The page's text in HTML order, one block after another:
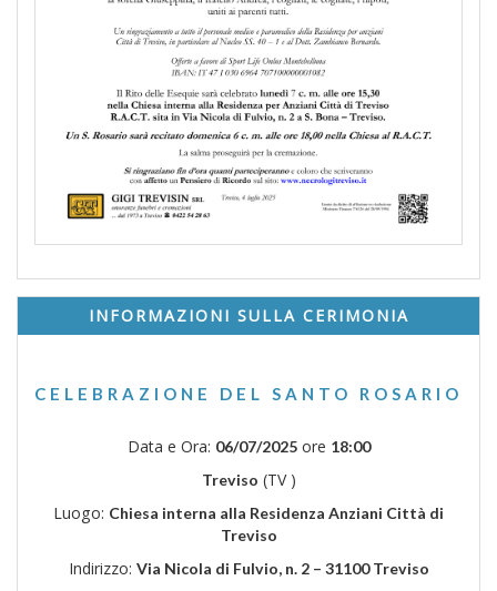
INFORMAZIONI SULLA CERIMONIA
CELEBRAZIONE DEL SANTO ROSARIO
Data e Ora: 06/07/2025ore 18:00
Treviso (TV )
Luogo: Chiesa interna alla Residenza Anziani Città di
Treviso
Indirizzo: Via Nicola di Fulvio, n. 2 – 31100 Treviso